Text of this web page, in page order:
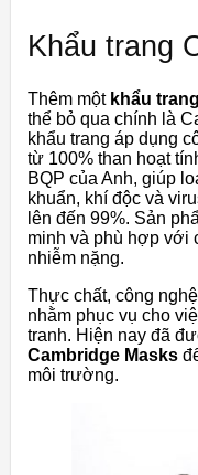
Khẩu trang
Thêm một khẩu
thể bỏ qua chính là
khẩu trang áp dụng
từ 100% than hoạt
BQP của Anh, giúp
khuẩn, khí độc và
lên đến 99%. Sản
minh và phù hợp với
nhiễm nặng.
Thực chất, công
nhằm phục vụ cho
tranh. Hiện nay đã
Cambridge Masks
môi trường.